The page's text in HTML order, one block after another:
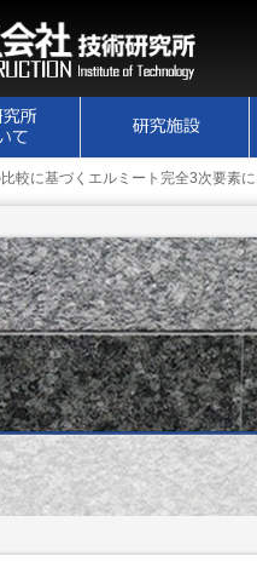
較に基づくエルミート完全3次要素